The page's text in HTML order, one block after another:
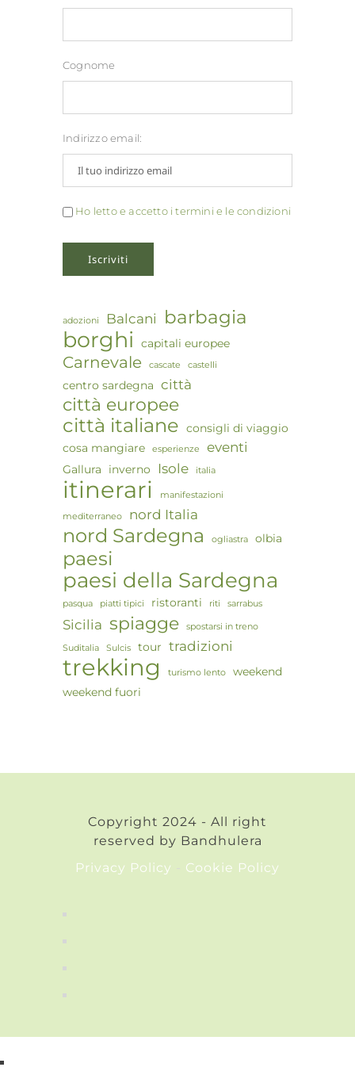
Cognome
Indirizzo email:
Ho letto e accetto i termini e le condizioni
adozioni Balcani barbagia
borghi capitali europee
Carnevale cascate castelli
centro sardegna città
città europee
città italiane consigli di viaggio
cosa mangiare
esperienze eventi
Gallura inverno Isole italia
itinerari manifestazioni
mediterraneo nord Italia
nord Sardegna ogliastra olbia
paesi
paesi della Sardegna
pasqua piatti tipici ristoranti riti sarrabus
Sicilia spiagge spostarsi in treno
Suditalia Sulcis tour tradizioni
trekking turismo lento
weekend
weekend fuori
Copyright 2024 - All right
reserved by Bandhulera
Privacy Policy
Cookie Policy